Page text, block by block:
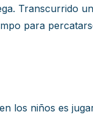
Transcurrido
para
los niños es